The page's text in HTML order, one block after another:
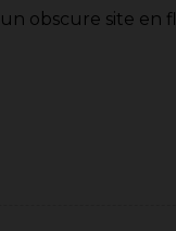
obscure site